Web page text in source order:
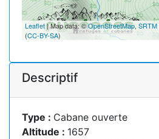
Leaflet| Map data: ©OpenStreetMap, SRTM
(CC-BY-SA)
Descriptif
Type : Cabane ouverte
Altitude : 1657